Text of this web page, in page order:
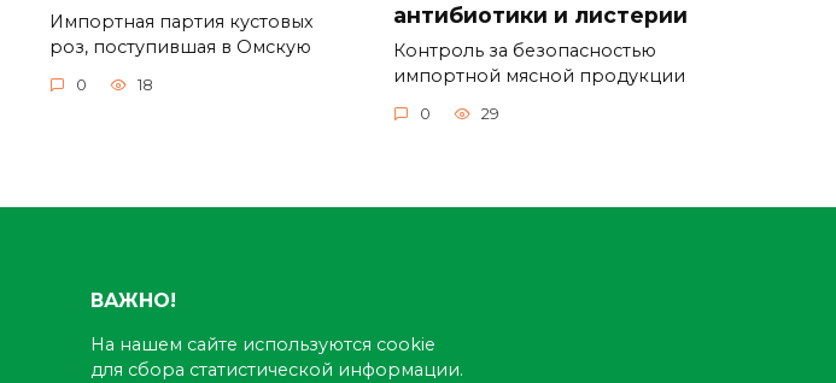
Импортная партия кустовых
роз, поступившая в Омскую
0 18
антибиотики и листерии
Контроль за безопасностью
импортной мясной продукции
0 29
ВАЖНО!
На нашем сайте используются cookie
для сбора статистической информации.